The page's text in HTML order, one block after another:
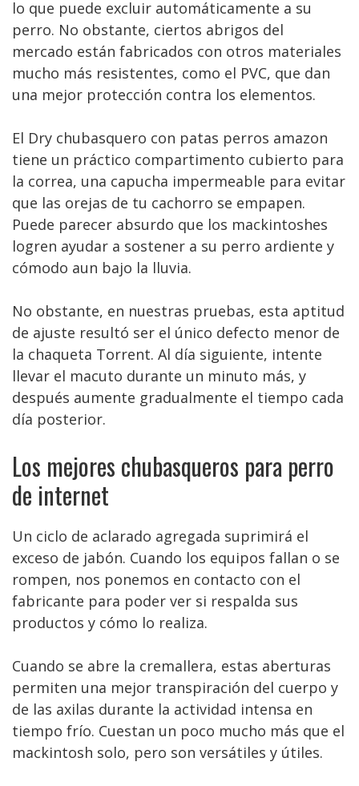
lo que puede excluir automáticamente a su
perro. No obstante, ciertos abrigos del
mercado están fabricados con otros materiales
mucho más resistentes, como el PVC, que dan
una mejor protección contra los elementos.
El Dry chubasquero con patas perros amazon
tiene un práctico compartimento cubierto para
la correa, una capucha impermeable para evitar
que las orejas de tu cachorro se empapen.
Puede parecer absurdo que los mackintoshes
logren ayudar a sostener a su perro ardiente y
cómodo aun bajo la lluvia.
No obstante, en nuestras pruebas, esta aptitud
de ajuste resultó ser el único defecto menor de
la chaqueta Torrent. Al día siguiente, intente
llevar el macuto durante un minuto más, y
después aumente gradualmente el tiempo cada
día posterior.
Los mejores chubasqueros para perro
de internet
Un ciclo de aclarado agregada suprimirá el
exceso de jabón. Cuando los equipos fallan o se
rompen, nos ponemos en contacto con el
fabricante para poder ver si respalda sus
productos y cómo lo realiza.
Cuando se abre la cremallera, estas aberturas
permiten una mejor transpiración del cuerpo y
de las axilas durante la actividad intensa en
tiempo frío. Cuestan un poco mucho más que el
mackintosh solo, pero son versátiles y útiles.